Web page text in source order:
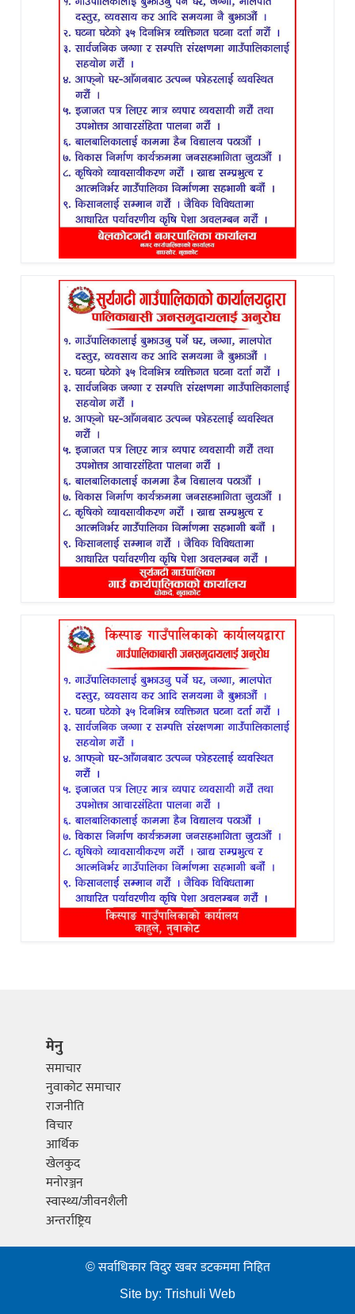
मेनु
समाचार
नुवाकोट समाचार
राजनीति
विचार
आर्थिक
खेलकुद
मनोरञ्जन
स्वास्थ्य/जीवनशैली
अन्तर्राष्ट्रिय
© सर्वाधिकार विदुर खबर डटकममा निहित
Site by:Trishuli Web